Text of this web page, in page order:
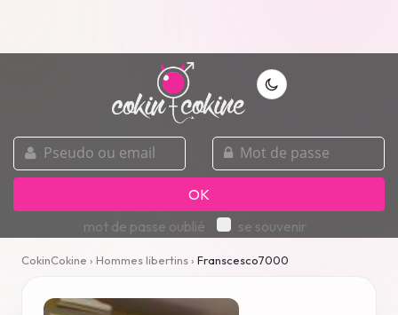
pseudo
ou
email
mot
de
passe
OK
mot de passe oublié
se souvenir
CokinCokine › Hommes libertins› Franscesco7000